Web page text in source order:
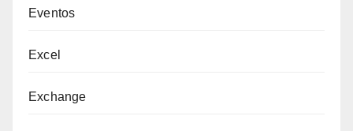
Eventos
Excel
Exchange